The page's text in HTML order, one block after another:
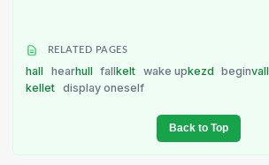
RELATED PAGES
hall hearhull fallkelt wake upkezd beginvall
kellet display oneself
Back to Top